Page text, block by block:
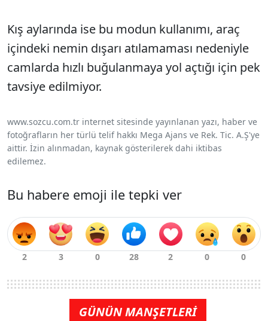
Kış aylarında ise bu modun kullanımı, araç
içindeki nemin dışarı atılamaması nedeniyle
camlarda hızlı buğulanmaya yol açtığı için pek
tavsiye edilmiyor.
www.sozcu.com.tr internet sitesinde yayınlanan yazı, haber ve
fotoğrafların her türlü telif hakkı Mega Ajans ve Rek. Tic. A.Ş'ye
aittir. İzin alınmadan, kaynak gösterilerek dahi iktibas
edilemez.
Bu habere emoji ile tepki ver
GÜNÜN MANŞETLERİ